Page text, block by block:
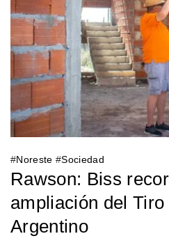
#Noreste #Sociedad
Rawson: Biss
ampliación del Tiro
Argentino